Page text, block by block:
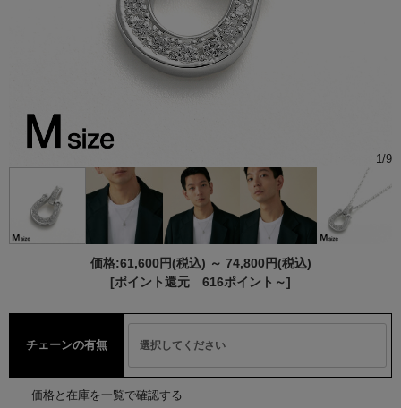
1/9
価格:61,600円(税込) ～ 74,800円(税込)
[ポイント還元 616ポイント～]
チェーンの有無
価格と在庫を一覧で確認する